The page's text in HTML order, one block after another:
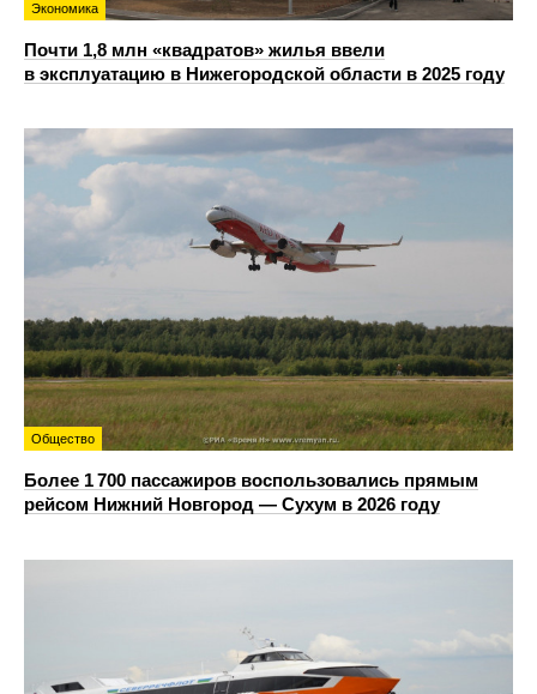
Экономика
Почти 1,8 млн «квадратов» жилья ввели
в эксплуатацию в Нижегородской области в 2025 году
Общество
Более 1 700 пассажиров воспользовались прямым
рейсом Нижний Новгород — Сухум в 2026 году